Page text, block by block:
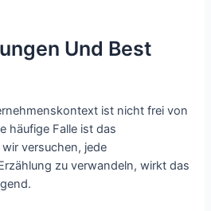
Und Best
ist nicht frei von
häufige Falle ist das
versuchen, jede
zu verwandeln, wirkt das